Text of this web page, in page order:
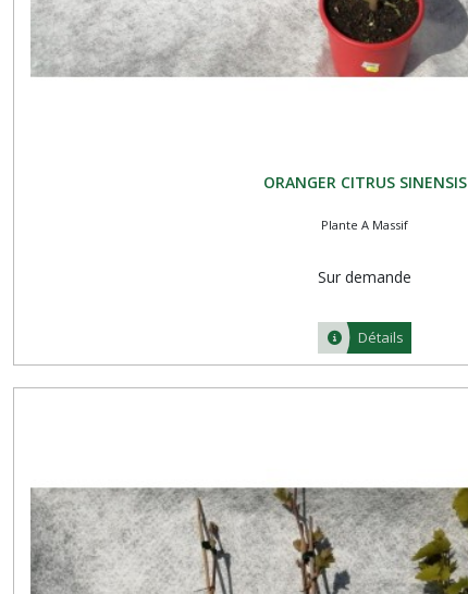
ORANGER CITRUS SINENSIS
Plante A Massif
Sur demande
Détails